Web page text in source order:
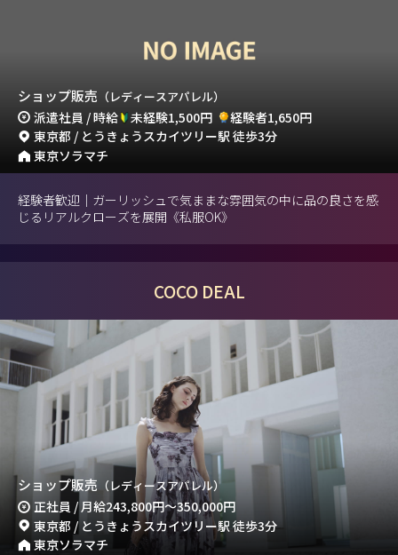
ショップ販売 （レディースアパレル）
派遣社員 / 時給 未経験1,500円
経験者1,650円
東京都 / とうきょうスカイツリー駅 徒歩3分
東京ソラマチ
経験者歓迎｜ガーリッシュで気ままな雰囲気の中に品の良さを感
じるリアルクローズを展開《私服OK》
COCO DEAL
ショップ販売 （レディースアパレル）
正社員 / 月給243,800円～350,000円
東京都 / とうきょうスカイツリー駅 徒歩3分
東京ソラマチ